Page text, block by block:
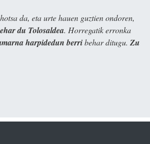
da, eta urte hauen guztien ondoren,
du Tolosaldea. Horregatik erronka
harpidedun berribehar ditugu. Zu